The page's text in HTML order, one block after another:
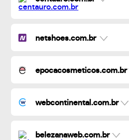
netshoes.com.br
epocacosmeticos.com.br
webcontinental.com.br
belezanaweb.com.br